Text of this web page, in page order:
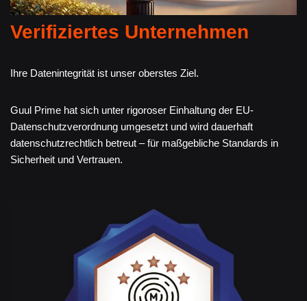
Verifiziertes Unternehmen
Ihre Datenintegrität ist unser oberstes Ziel.
Guul Prime hat sich unter rigoroser Einhaltung der EU-
Datenschutzverordnung umgesetzt und wird dauerhaft
datenschutzrechtlich betreut – für maßgebliche Standards in
Sicherheit und Vertrauen.